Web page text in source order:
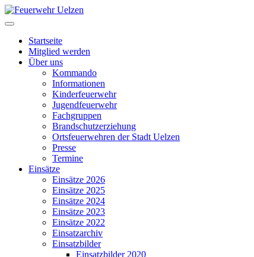
Startseite
Mitglied werden
Über uns
Kommando
Informationen
Kinderfeuerwehr
Jugendfeuerwehr
Fachgruppen
Brandschutzerziehung
Ortsfeuerwehren der Stadt Uelzen
Presse
Termine
Einsätze
Einsätze 2026
Einsätze 2025
Einsätze 2024
Einsätze 2023
Einsätze 2022
Einsatzarchiv
Einsatzbilder
Einsatzbilder 2020